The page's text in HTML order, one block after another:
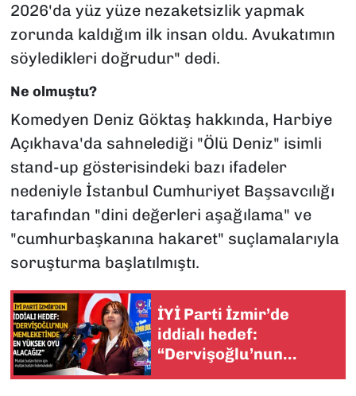
2026'da yüz yüze nezaketsizlik yapmak
zorunda kaldığım ilk insan oldu. Avukatımın
söyledikleri doğrudur" dedi.
Ne olmuştu?
Komedyen Deniz Göktaş hakkında, Harbiye
Açıkhava'da sahnelediği "Ölü Deniz" isimli
stand-up gösterisindeki bazı ifadeler
nedeniyle İstanbul Cumhuriyet Başsavcılığı
tarafından "dini değerleri aşağılama" ve
"cumhurbaşkanına hakaret" suçlamalarıyla
soruşturma başlatılmıştı.
İYİ Parti İzmir’de
iddialı hedef:
“Dervişoğlu’nun